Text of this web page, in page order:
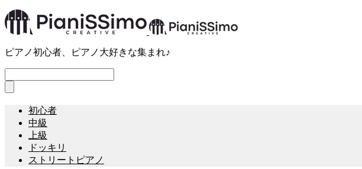
ピアノ初心者、ピアノ大好きな集まれ♪
初心者
中級
上級
ドッキリ
ストリートピアノ